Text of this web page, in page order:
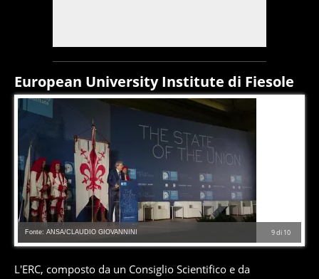
European University Institute di Fiesole
9di 10
Fonte: ANSA/CLAUDIO GIOVANNINI
L'ERC, composto da un Consiglio Scientifico e da